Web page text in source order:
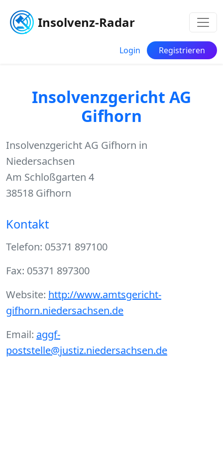
Insolvenz-Radar
Login Registrieren
Insolvenzgericht AG
Gifhorn
Insolvenzgericht AG Gifhorn in
Niedersachsen
Am Schloßgarten 4
38518 Gifhorn
Kontakt
Telefon: 05371 897100
Fax: 05371 897300
Website: http://www.amtsgericht-
gifhorn.niedersachsen.de
Email: aggf-
poststelle@justiz.niedersachsen.de